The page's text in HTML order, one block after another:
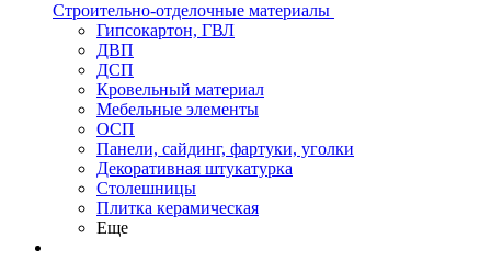
Строительно-отделочные материалы
Гипсокартон, ГВЛ
ДВП
ДСП
Кровельный материал
Мебельные элементы
ОСП
Панели, сайдинг, фартуки, уголки
Декоративная штукатурка
Столешницы
Плитка керамическая
Еще